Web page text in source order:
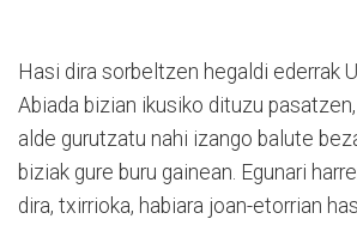
Hasi dira sorbeltzen hegaldi ederrak
Abiada bizian ikusiko dituzu
alde gurutzatu nahi izango balute
biziak gure buru gainean. Egunari
dira, txirrioka, habiara joan-etorrian